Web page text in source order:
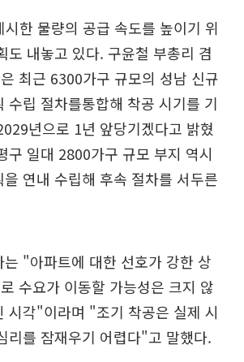
시한 물량의 공급 속도를 높이기 위
도 내놓고 있다. 구윤철 부총리 겸
최근 6300가구 규모의 성남 신규
수립 절차를통합해 착공 시기를 기
년으로 1년 앞당기겠다고 밝혔
구 일대 2800가구 규모 부지 역시
연내 수립해 후속 절차를 서두른
"아파트에 대한 선호가 강한 상
수요가 이동할 가능성은 크지 않
시각"이라며 "조기 착공은 실제 시
리를 잠재우기 어렵다"고 말했다.